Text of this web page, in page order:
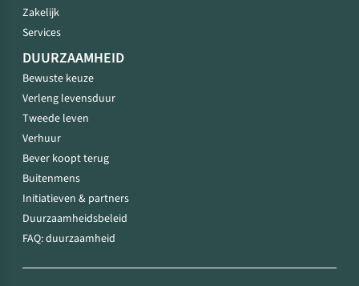
Zakelijk
Services
DUURZAAMHEID
Bewuste keuze
Verleng levensduur
Tweede leven
Verhuur
Bever koopt terug
Buitenmens
Initiatieven & partners
Duurzaamheidsbeleid
FAQ: duurzaamheid